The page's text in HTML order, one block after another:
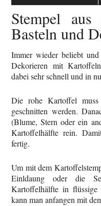
Stempel
Basteln und
Immer wieder beliebt
Dekorieren mit
dabei sehr schnell und in
Die rohe Kartoffel
geschnitten werden.
(Blume, Stern oder ein
Kartoffelhälfte rein.
fertig.
Um mit dem
Einldaung oder die
Kartoffelhälfte in flüssige
kann man anfangen mit